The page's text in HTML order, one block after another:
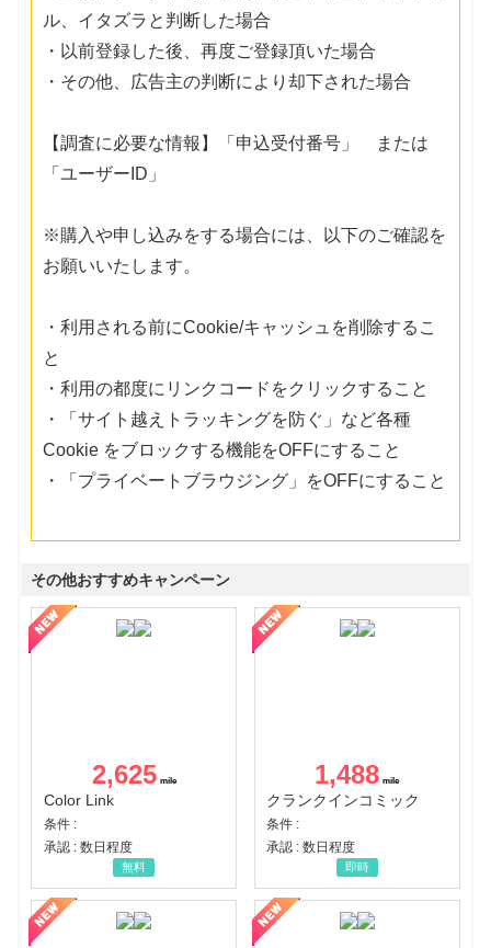
ル、イタズラと判断した場合
・以前登録した後、再度ご登録頂いた場合
・その他、広告主の判断により却下された場合
【調査に必要な情報】「申込受付番号」 または
「ユーザーID」
※購入や申し込みをする場合には、以下のご確認を
お願いいたします。
・利用される前にCookie/キャッシュを削除するこ
と
・利用の都度にリンクコードをクリックすること
・「サイト越えトラッキングを防ぐ」など各種
Cookie をブロックする機能をOFFにすること
・「プライベートブラウジング」をOFFにすること
その他おすすめキャンペーン
2,625
Color Link
条件 :
承認 : 数日程度
無料
1,488
クランクインコミック
条件 :
承認 : 数日程度
即時